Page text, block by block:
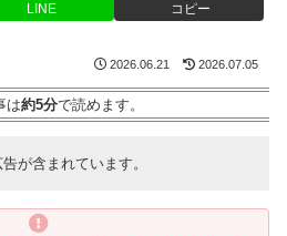
LINE コピー
2026.06.21 2026.07.05
は約5分で読めます。
が含まれています。